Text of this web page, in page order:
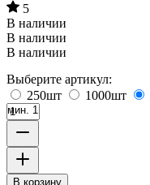
5
В наличии
В наличии
В наличии
Выберите артикул:
250шт
1000шт
мин. 1
В корзину